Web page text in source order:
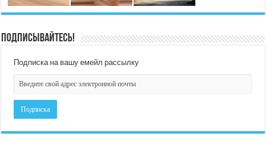
Подписывайтесь!
Подписка на вашу емейл рассылку